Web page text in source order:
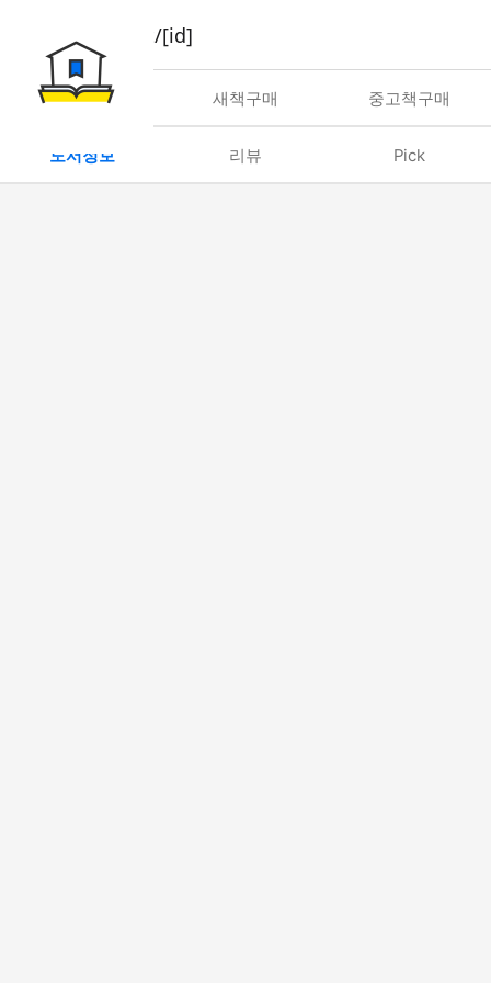
book/rent/[id]
대여 새책구매 중고책구매
도서정보 리뷰 Pick